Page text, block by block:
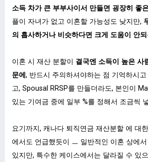
소득 차가 큰 부부사이서 만들면 굉장히 좋
플이 자녀가 없고 이혼할 가능성도 낮지만,
의 흡사하거나 비슷하다면 크게 도움이 안
이혼 시 재산 분할이 결국엔 소득이 높은 사
문에 , 반드시 주의하셔야하는 점 기억하시
고, Spousal RRSP를 만들더라도, 본인이
있는 기여금 중에 일부 %를 정해서 조금씩
요기까지, 캐나다 퇴직연금 재산분할 에 대
에서도 언급했듯이 ㅡ 일반적인 이혼 상에
있지만, 특수한 케이스에서는 달라질 수 있